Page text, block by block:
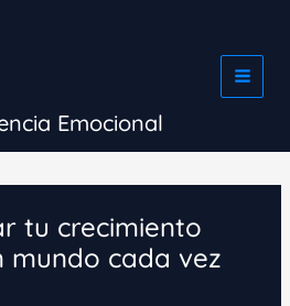
Emocional
tu crecimiento
mundo cada vez